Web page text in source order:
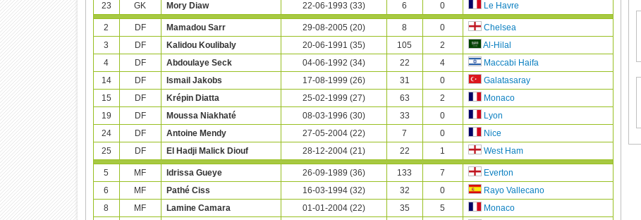
23
GK Mory Diaw 22-06-1993 (33) 6 0 Le Havre
2 DF Mamadou Sarr 29-08-2005 (20) 8 0
Chelsea
3
DF Kalidou Koulibaly 20-06-1991 (35) 105 2
Al-Hilal
4
DF Abdoulaye Seck 04-06-1992 (34) 22 4
Maccabi Haifa
14
DF Ismail Jakobs 17-08-1999 (26) 31 0
Galatasaray
15
DF Krépin Diatta 25-02-1999 (27) 63 2
Monaco
19
DF Moussa Niakhaté 08-03-1996 (30) 33 0
Lyon
24
DF Antoine Mendy 27-05-2004 (22) 7 0
Nice
25
DF El Hadji Malick Diouf 28-12-2004 (21) 22 1 West Ham
5 MF Idrissa Gueye 26-09-1989 (36) 133 7
Everton
6
MF Pathé Ciss 16-03-1994 (32) 32 0
Rayo Vallecano
8
MF Lamine Camara 01-01-2004 (22) 35 5
Monaco